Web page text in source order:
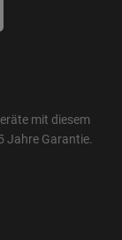
mit diesem
Jahre Garantie.